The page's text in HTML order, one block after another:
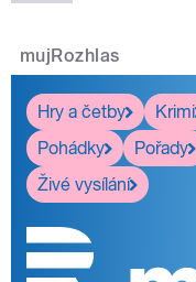
mujRozhlas
Hry a četby
Krimi
Pohádky
Pořady
Živé vysílání